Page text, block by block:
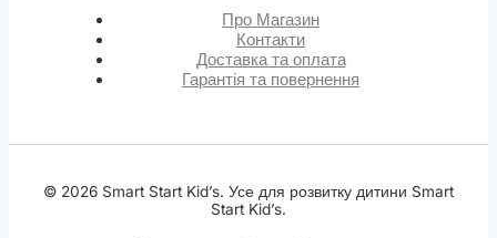
Про Магазин
Контакти
Доставка та оплата
Гарантія та повернення
© 2026 Smart Start Kid’s. Усе для розвитку дитини Smart
Start Kid’s.